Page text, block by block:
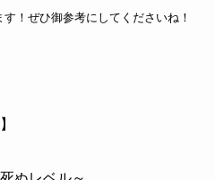
！ぜひ御参考にしてくださいね！